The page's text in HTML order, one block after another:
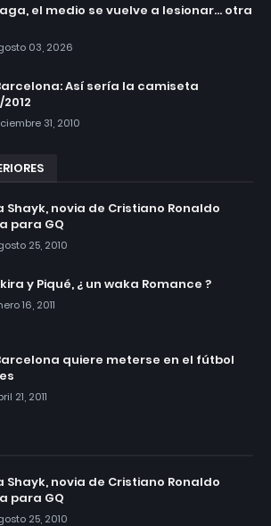
el medio se vuelve a lesionar... otra
03, 2026
Así sería la camiseta
2012
31, 2010
Shayk, novia de Cristiano Ronaldo
para GQ
25, 2010
y Piqué, ¿ un waka Romance ?
16, 2011
quiere meterse en el fútbol
21, 2011
Shayk, novia de Cristiano Ronaldo
para GQ
25, 2010